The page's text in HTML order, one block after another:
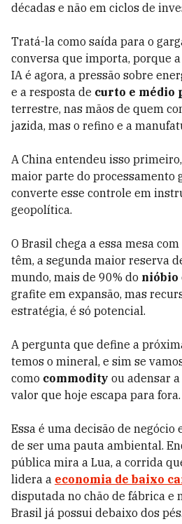
décadas e não em ciclos de
Tratá-la como saída para o
conversa que importa, porque
IA é agora, a pressão sobre
e a resposta de curto e médio
terrestre, nas mãos de quem
jazida, mas o refino e a
A China entendeu isso
maior parte do processamento
converte esse controle em
geopolítica.
O Brasil chega a essa mesa
têm, a segunda maior reserva
mundo, mais de 90% do nióbio
grafite em expansão, mas
estratégia, é só potencial.
A pergunta que define a
temos o mineral, e sim se
como commodity ou adensar
valor que hoje escapa para fora.
Essa é uma decisão de negócio
de ser uma pauta ambiental.
pública mira a Lua, a corrida
lidera a economia de baixo
disputada no chão de fábrica e
Brasil já possui debaixo dos pés.